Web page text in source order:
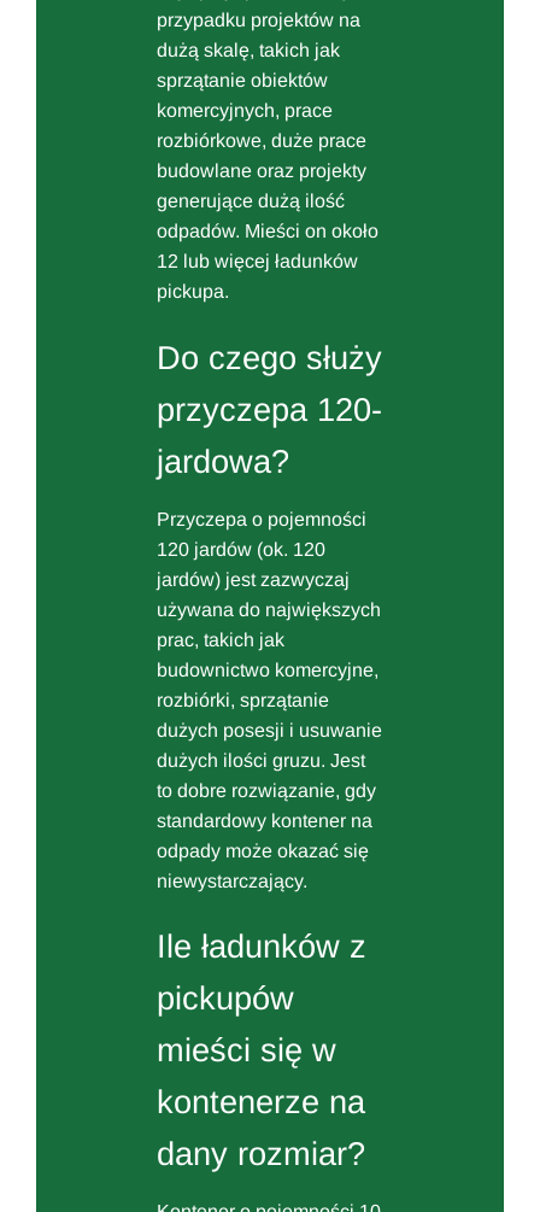
przypadku projektów na
dużą skalę, takich jak
sprzątanie obiektów
komercyjnych, prace
rozbiórkowe, duże prace
budowlane oraz projekty
generujące dużą ilość
odpadów. Mieści on około
12 lub więcej ładunków
pickupa.
Do czego służy
przyczepa 120-
jardowa?
Przyczepa o pojemności
120 jardów (ok. 120
jardów) jest zazwyczaj
używana do największych
prac, takich jak
budownictwo komercyjne,
rozbiórki, sprzątanie
dużych posesji i usuwanie
dużych ilości gruzu. Jest
to dobre rozwiązanie, gdy
standardowy kontener na
odpady może okazać się
niewystarczający.
Ile ładunków z
pickupów
mieści się w
kontenerze na
dany rozmiar?